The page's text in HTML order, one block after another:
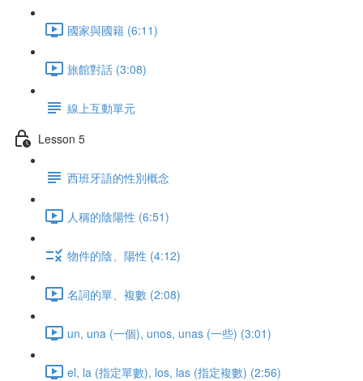
國家與國籍 (6:11)
旅館對話 (3:08)
線上互動單元
Lesson 5
西班牙語的性別概念
人稱的陰陽性 (6:51)
物件的陰、陽性 (4:12)
名詞的單、複數 (2:08)
un, una (一個), unos, unas (一些) (3:01)
el, la (指定單數), los, las (指定複數) (2:56)